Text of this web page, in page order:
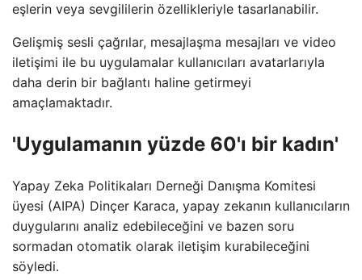
eşlerin veya sevgililerin özellikleriyle tasarlanabilir.
Gelişmiş sesli çağrılar, mesajlaşma mesajları ve video
iletişimi ile bu uygulamalar kullanıcıları avatarlarıyla
daha derin bir bağlantı haline getirmeyi
amaçlamaktadır.
'Uygulamanın yüzde 60'ı bir kadın'
Yapay Zeka Politikaları Derneği Danışma Komitesi
üyesi (AIPA) Dinçer Karaca, yapay zekanın kullanıcıların
duygularını analiz edebileceğini ve bazen soru
sormadan otomatik olarak iletişim kurabileceğini
söyledi.